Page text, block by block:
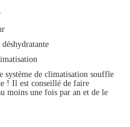
système de climatisation souffle
! Il est conseillé de faire
moins une fois par an et de le